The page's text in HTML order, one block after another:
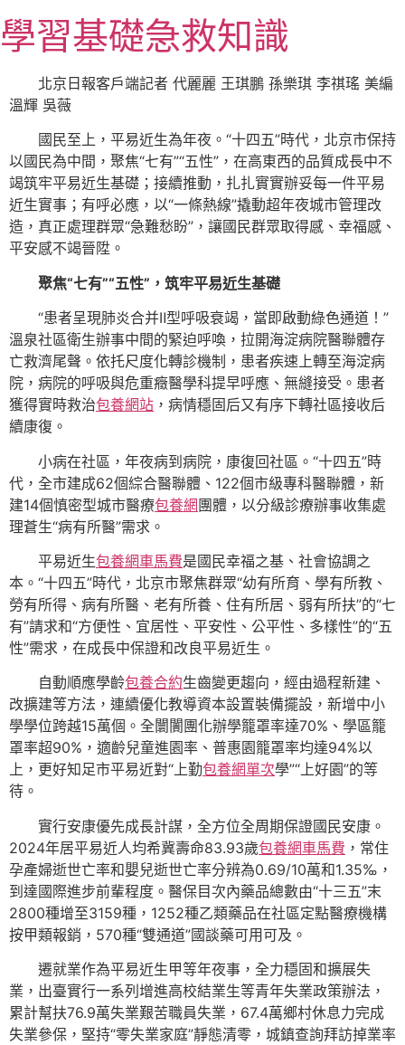
至
主
內
學習基礎急救知識
北京日報客戶端記者 代麗麗 王琪鵬 孫樂琪 李祺瑤 美編
溫輝 吳薇
國民至上，平易近生為年夜。“十四五”時代，北京市保持
以國民為中間，聚焦“七有”“五性”，在高東西的品質成長中不
竭筑牢平易近生基礎；接續推動，扎扎實實辦妥每一件平易
近生實事；有呼必應，以“一條熱線”撬動超年夜城市管理改
造，真正處理群眾“急難愁盼”，讓國民群眾取得感、幸福感、
平安感不竭晉陞。
聚焦“七有”“五性”，筑牢平易近生基礎
“患者呈現肺炎合并Ⅱ型呼吸衰竭，當即啟動綠色通道！”
溫泉社區衛生辦事中間的緊迫呼喚，拉開海淀病院醫聯體存
亡救濟尾聲。依托尺度化轉診機制，患者疾速上轉至海淀病
院，病院的呼吸與危重癥醫學科提早呼應、無縫接受。患者
獲得實時救治包養網站 ，病情穩固后又有序下轉社區接收后
續康復。
小病在社區，年夜病到病院，康復回社區。“十四五”時
代，全市建成62個綜合醫聯體、122個市級專科醫聯體，新
建14個慎密型城市醫療包養網團體，以分級診療辦事收集處
理蒼生“病有所醫”需求。
平易近生包養網車馬費是國民幸福之基、社會協調之
本。“十四五”時代，北京市聚焦群眾“幼有所育、學有所教、
勞有所得、病有所醫、老有所養、住有所居、弱有所扶”的“七
有”請求和“方便性、宜居性、平安性、公平性、多樣性”的“五
性”需求，在成長中保證和改良平易近生。
自動順應學齡包養合約生齒變更趨向，經由過程新建、
改擴建等方法，連續優化教導資本設置裝備擺設，新增中小
學學位跨越15萬個。全闤闠團化辦學籠罩率達70%、學區籠
罩率超90%，適齡兒童進園率、普惠園籠罩率均達94%以
上，更好知足市平易近對“上勤包養網單次學”“上好園”的等
待。
實行安康優先成長計謀，全方位全周期保證國民安康。
2024年居平易近人均希冀壽命83.93歲包養網車馬費 ，常住
孕產婦逝世亡率和嬰兒逝世亡率分辨為0.69/10萬和1.35‰，
到達國際進步前輩程度。醫保目次內藥品總數由“十三五”末
2800種增至3159種，1252種乙類藥品在社區定點醫療機構
按甲類報銷，570種“雙通道”國談藥可用可及。
遷就業作為平易近生甲等年夜事，全力穩固和擴展失
業，出臺實行一系列增進高校結業生等青年失業政策辦法，
累計幫扶76.9萬失業艱苦職員失業，67.4萬鄉村休息力完成
失業參保，堅持“零失業家庭”靜態清零，城鎮查詢拜訪掉業率